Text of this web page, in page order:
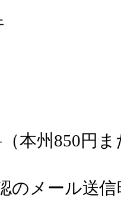
本州850円
のメール送